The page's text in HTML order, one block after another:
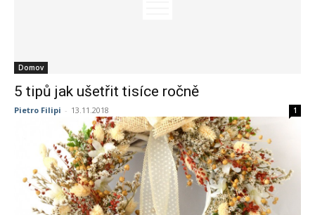
Domov
5 tipů jak ušetřit tisíce ročně
Pietro Filipi - 13.11.2018 1